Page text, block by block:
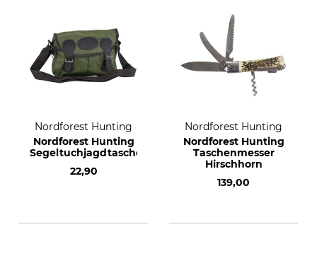
Nordforest Hunting
Nordforest Hunting
Segeltuchjagdtasche
22,90
Nordforest Hunting
Nordforest Hunting
Taschenmesser
Hirschhorn
139,00